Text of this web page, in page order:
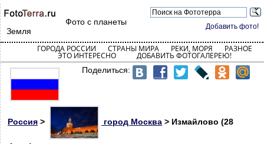
Добавить фото!
Фото с планеты
Земля
ГОРОДА РОССИИ СТРАНЫ МИРА РЕКИ, МОРЯ РАЗНОЕ
ЭТО ИНТЕРЕСНО ДОБАВИТЬ ФОТОГАЛЕРЕЮ!
Поделиться:
Россия > город Москва > Измайлово (28